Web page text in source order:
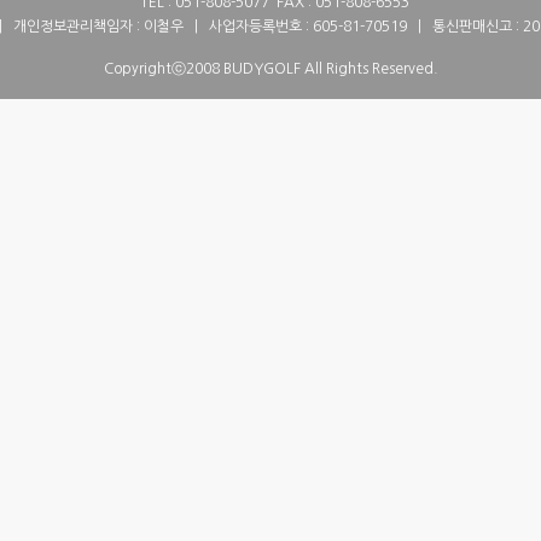
개인정보관리책임자 : 이철우 | 사업자등록번호 : 605-81-70519 | 통신판매신고 :
Copyrightⓒ2008 BUDYGOLF All Rights Reserved.